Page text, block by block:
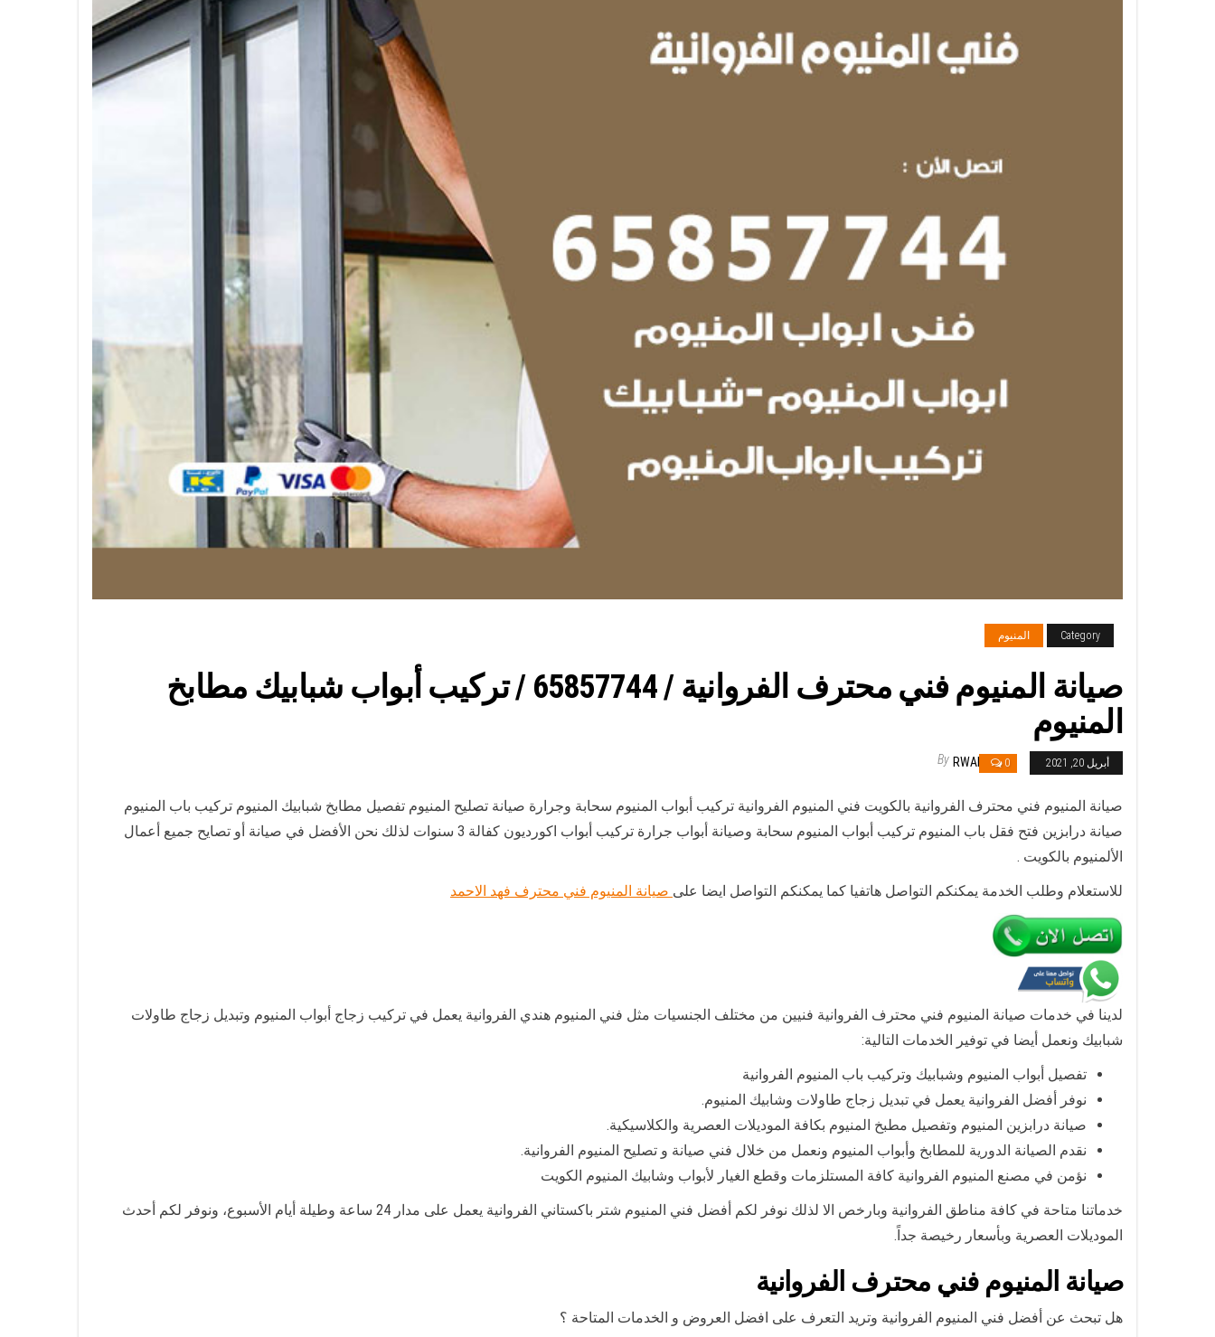
Category المنيوم
صيانة المنيوم فني محترف الفروانية / 65857744 / تركيب أبواب شبابيك مطابخ
المنيوم
أبريل 20, 2021 0
By RWAN
صيانة المنيوم فني محترف الفروانية بالكويت فني المنيوم الفروانية تركيب أبواب المنيوم سحابة وجرارة صيانة تصليح المنيوم تفصيل مطابخ شبابيك المنيوم تركيب باب المنيوم
صيانة درابزين فتح فقل باب المنيوم تركيب أبواب المنيوم سحابة وصيانة أبواب جرارة تركيب أبواب اكورديون كفالة 3 سنوات لذلك نحن الأفضل في صيانة أو تصايح جميع أعمال
الألمنيوم بالكويت .
للاستعلام وطلب الخدمة يمكنكم التواصل هاتفيا كما يمكنكم التواصل ايضا على صيانة المنيوم فني محترف فهد الاحمد
لدينا في خدمات صيانة المنيوم فني محترف الفروانية فنيين من مختلف الجنسيات مثل فني المنيوم هندي الفروانية يعمل في تركيب زجاج أبواب المنيوم وتبديل زجاج طاولات
شبابيك ونعمل أيضا في توفير الخدمات التالية:
تفصيل أبواب المنيوم وشبابيك وتركيب باب المنيوم الفروانية
نوفر أفضل الفروانية يعمل في تبديل زجاج طاولات وشابيك المنيوم.
صيانة درابزين المنيوم وتفصيل مطبخ المنيوم بكافة الموديلات العصرية والكلاسيكية.
نقدم الصيانة الدورية للمطابخ وأبواب المنيوم ونعمل من خلال فني صيانة و تصليح المنيوم الفروانية.
نؤمن في مصنع المنيوم الفروانية كافة المستلزمات وقطع الغيار لأبواب وشابيك المنيوم الكويت
خدماتنا متاحة في كافة مناطق الفروانية وبارخص الا لذلك نوفر لكم أفضل فني المنيوم شتر باكستاني الفروانية يعمل على مدار 24 ساعة وطيلة أيام الأسبوع، ونوفر لكم أحدث
الموديلات العصرية وبأسعار رخيصة جداً.
صيانة المنيوم فني محترف الفروانية
هل تبحث عن أفضل فني المنيوم الفروانية وتريد التعرف على افضل العروض و الخدمات المتاحة ؟